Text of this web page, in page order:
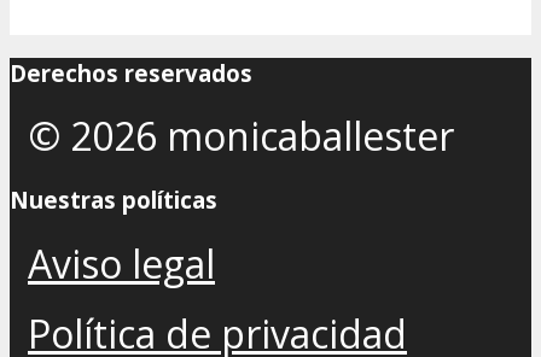
Derechos reservados
© 2026 monicaballester
Nuestras políticas
Aviso legal
Política de privacidad